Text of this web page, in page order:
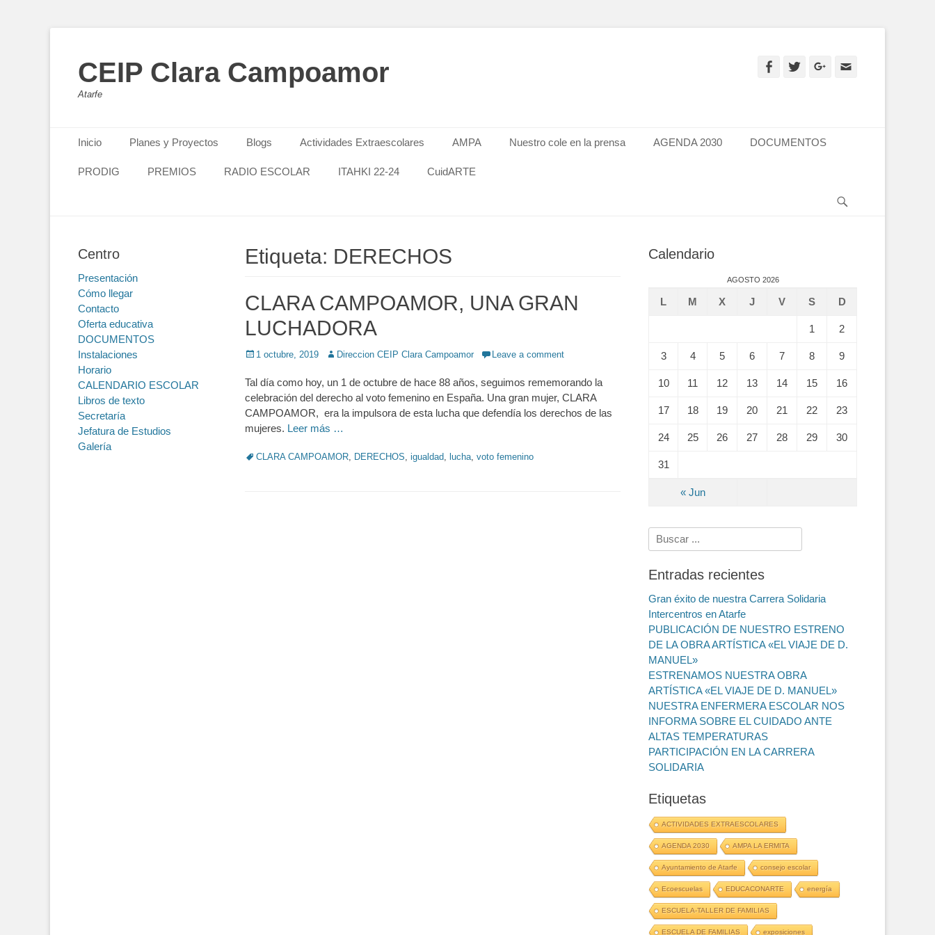
CEIP Clara Campoamor
Atarfe
FacebookTwitterGoogleplus
Primary Menu
content
Inicio Planes y Proyectos Blogs Actividades Extraescolares AMPA Nuestro cole en la prensa AGENDA 2030 DOCUMENTOS
PRODIG PREMIOS RADIO ESCOLAR ITAHKI 22-24 CuidARTE
Etiqueta: DERECHOS
CLARA CAMPOAMOR, UNA GRAN
LUCHADORA
Posted
1 octubre, 2019 Author
Direccion CEIP Clara Campoamor Leave a comment
Tal día como hoy, un 1 de octubre de hace 88 años, seguimos rememorando la
celebración del derecho al voto femenino en España. Una gran mujer, CLARA
CAMPOAMOR, era la impulsora de esta lucha que defendía los derechos de las
mujeres. Leer más …
TagsCLARA CAMPOAMOR, DERECHOS, igualdad, lucha, voto femenino
Calendario
AGOSTO 2026
L M X J V S D
« Jun
1 2
3 4 5 6 7 8 9
10 11 12 13 14 15 16
17 18 19 20 21 22 23
24 25 26 27 28 29 30
31
Search
for:
Entradas recientes
Gran éxito de nuestra Carrera Solidaria
Intercentros en Atarfe
PUBLICACIÓN DE NUESTRO ESTRENO
DE LA OBRA ARTÍSTICA «EL VIAJE DE D.
MANUEL»
ESTRENAMOS NUESTRA OBRA
ARTÍSTICA «EL VIAJE DE D. MANUEL»
NUESTRA ENFERMERA ESCOLAR NOS
INFORMA SOBRE EL CUIDADO ANTE
ALTAS TEMPERATURAS
PARTICIPACIÓN EN LA CARRERA
SOLIDARIA
Etiquetas
ACTIVIDADES EXTRAESCOLARES
AGENDA 2030 AMPA LA ERMITA
Ayuntamiento de Atarfe consejo escolar
Ecoescuelas EDUCACONARTE energía
ESCUELA-TALLER DE FAMILIAS
ESCUELA DE FAMILIAS exposiciones
Centro
Presentación
Cómo llegar
Contacto
Oferta educativa
DOCUMENTOS
Instalaciones
Horario
CALENDARIO ESCOLAR
Libros de texto
Secretaría
Jefatura de Estudios
Galería